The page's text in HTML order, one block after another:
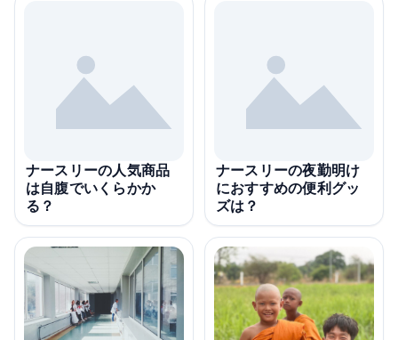
ナースリーの人気商品
は自腹でいくらかか
る？
ナースリーの夜勤明け
におすすめの便利グッ
ズは？